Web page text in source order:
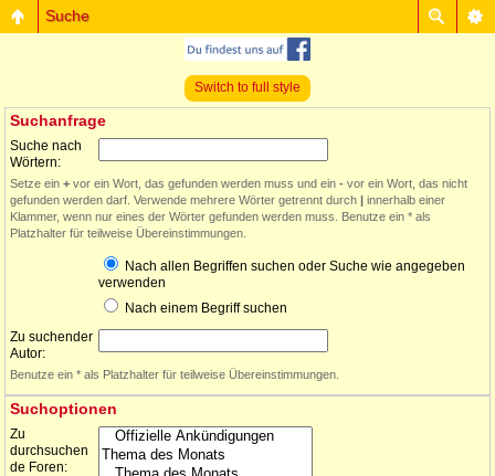
Suche
Switch to full style
Suchanfrage
Suche nach
Wörtern:
Setze ein + vor ein Wort, das gefunden werden muss und ein - vor ein Wort, das nicht
gefunden werden darf. Verwende mehrere Wörter getrennt durch | innerhalb einer
Klammer, wenn nur eines der Wörter gefunden werden muss. Benutze ein * als
Platzhalter für teilweise Übereinstimmungen.
Nach allen Begriffen suchen oder Suche wie angegeben
verwenden
Nach einem Begriff suchen
Zu suchender
Autor:
Benutze ein * als Platzhalter für teilweise Übereinstimmungen.
Suchoptionen
Zu
durchsuchen
de Foren: